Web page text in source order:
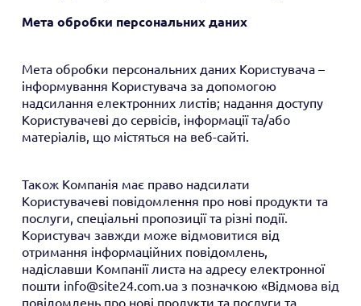
Мета обробки персональних даних
Мета обробки персональних даних Користувача –
інформування Користувача за допомогою
надсилання електронних листів; надання доступу
Користувачеві до сервісів, інформації та/або
матеріалів, що містяться на веб-сайті.
Також Компанія має право надсилати
Користувачеві повідомлення про нові продукти та
послуги, спеціальні пропозиції та різні події.
Користувач завжди може відмовитися від
отримання інформаційних повідомлень,
надіславши Компанії листа на адресу електронної
пошти info@site24.com.ua з позначкою «Відмова від
повідомлень про нові продукти та послуги та